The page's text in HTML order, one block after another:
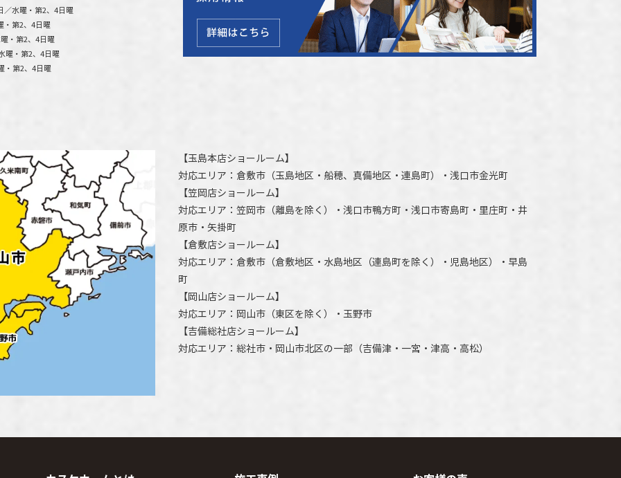
／水曜・第2、4日曜
・第2、4日曜
・第2、4日曜
曜・第2、4日曜
・第2、4日曜
【玉島本店ショールーム】
対応エリア： 倉敷市 （玉島地区・船穂、真備地区・連島町）・ 浅口市金光町
【笠岡店ショールーム】
対応エリア： 笠岡市（離島を除く） ・ 浅口市鴨方町・ 浅口市寄島町・里庄町・ 井
原市 ・矢掛町
【倉敷店ショールーム】
対応エリア： 倉敷市 （倉敷地区・水島地区（連島町を除く）・児島地区）・早島
町
【岡山店ショールーム】
対応エリア： 岡山市 （東区を除く）・玉野市
【吉備総社店ショールーム】
対応エリア： 総社市 ・ 岡山市北区の一部（吉備津・一宮・津高・高松）